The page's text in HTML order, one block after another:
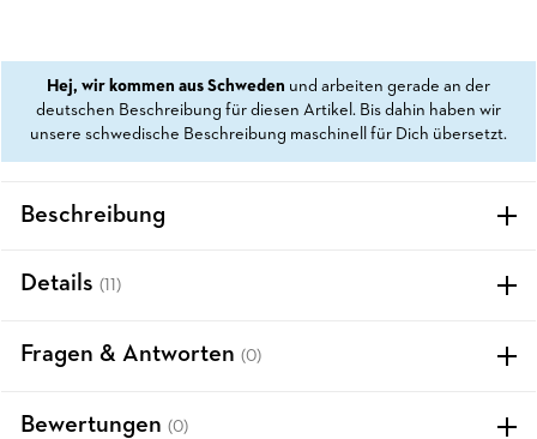
Hej, wir kommen aus Schweden und arbeiten gerade an der
deutschen Beschreibung für diesen Artikel. Bis dahin haben wir
unsere schwedische Beschreibung maschinell für Dich übersetzt.
Beschreibung
Details (11)
Fragen & Antworten (0)
Bewertungen (0)